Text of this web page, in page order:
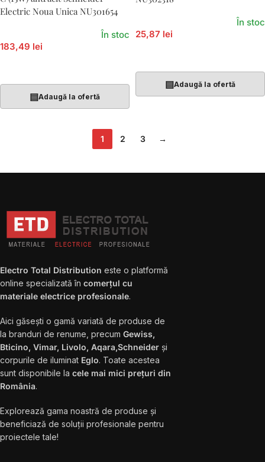
Electric Noua Unica NU301654
183,49 lei
În stoc
▤Adaugă la ofertă
25,87 lei
În stoc
▤Adaugă la ofertă
1 2 3 →
Electro Total Distribution este o platformă
online specializată în comerțul cu
materiale electrice profesionale.
Aici găsești o gamă variată de produse de
la branduri de renume, precum Gewiss,
Bticino, Vimar, Livolo, Aqara,Schneider și
corpurile de iluminat Eglo. Toate acestea
sunt disponibile la cele mai mici prețuri din
România.
Explorează gama noastră de produse și
beneficiază de soluții profesionale pentru
proiectele tale!